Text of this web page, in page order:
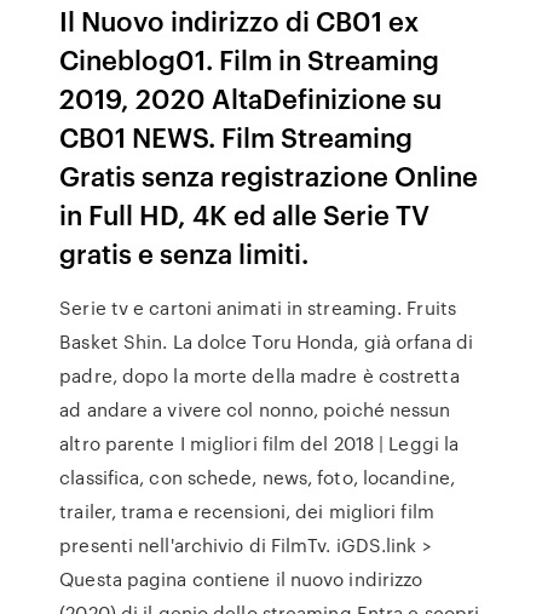
Il Nuovo indirizzo di CB01 ex
Cineblog01. Film in Streaming
2019, 2020 AltaDefinizione su
CB01 NEWS. Film Streaming
Gratis senza registrazione Online
in Full HD, 4K ed alle Serie TV
gratis e senza limiti.
Serie tv e cartoni animati in streaming. Fruits
Basket Shin. La dolce Toru Honda, già orfana di
padre, dopo la morte della madre è costretta
ad andare a vivere col nonno, poiché nessun
altro parente I migliori film del 2018 | Leggi la
classifica, con schede, news, foto, locandine,
trailer, trama e recensioni, dei migliori film
presenti nell'archivio di FilmTv. iGDS.link >
Questa pagina contiene il nuovo indirizzo